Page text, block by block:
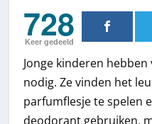
728
Keer gedeeld
Jonge kinderen
nodig. Ze vinden het
parfumflesje te spelen
deodorant gebruiken,